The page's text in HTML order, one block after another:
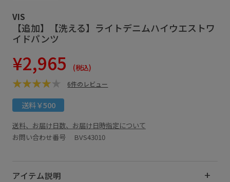
VIS
【追加】【洗える】ライトデニムハイウエストワ
イドパンツ
¥2,965 (税込)
6件のレビュー
送料￥500
送料、お届け日数、お届け日時指定について
お問い合わせ番号 BVS43010
アイテム説明